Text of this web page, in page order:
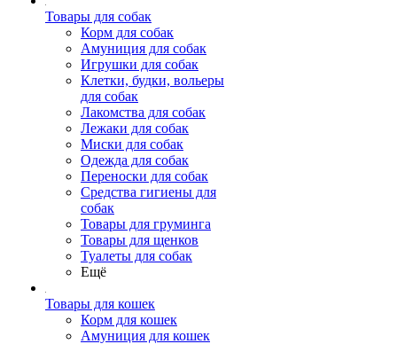
Товары для собак
Корм для собак
Амуниция для собак
Игрушки для собак
Клетки, будки, вольеры
для собак
Лакомства для собак
Лежаки для собак
Миски для собак
Одежда для собак
Переноски для собак
Средства гигиены для
собак
Товары для груминга
Товары для щенков
Туалеты для собак
Ещё
Товары для кошек
Корм для кошек
Амуниция для кошек